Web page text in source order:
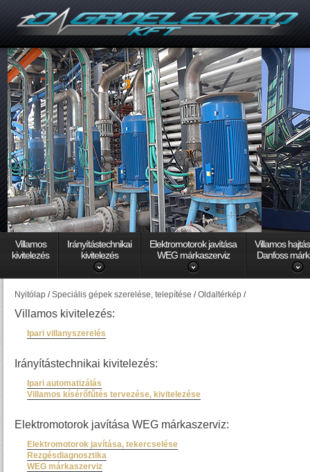
Villamos
kivitelezés
Irányítástechnikai
kivitelezés
Elektromotorok javítása
WEG márkaszerviz
Villamos
Danfoss
Nyitólap /Speciális gépek szerelése, telepítése /Oldaltérkép /
Villamos kivitelezés:
Ipari villanyszerelés
Irányítástechnikai kivitelezés:
Ipari automatizálás
Villamos kísérőfűtés tervezése, kivitelezése
Elektromotorok javítása WEG márkaszerviz:
Elektromotorok javítása, tekercselése
Rezgésdiagnosztika
WEG márkaszerviz